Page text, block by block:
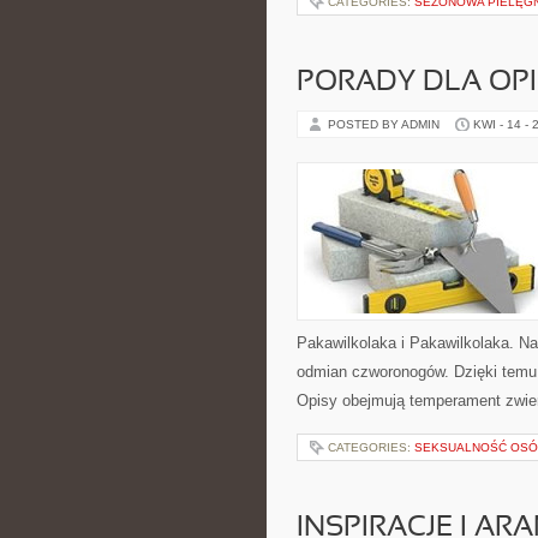
PORADY DLA
POSTED BY ADMIN KWI - 14 -
Pakawilkolaka i Pakawilkolaka.
odmian czworonogów. Dzięki
Opisy obejmują temperament
CATEGORIES: SEKSUALNOŚĆ
INSPIRACJE I